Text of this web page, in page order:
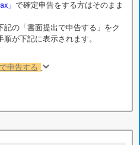
」 で確定申告をする方はそのまま
記の「書面提出で申告する」をク
が下記に表示されます。
申告する